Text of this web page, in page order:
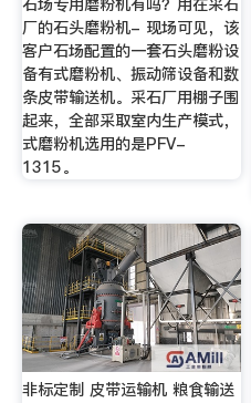
厂的石头磨粉机- 现场可见，该
客户石场配置的一套石头磨粉设
备有式磨粉机、振动筛设备和数
条皮带输送机。采石厂用棚子围
起来，全部采取室内生产模式，
式磨粉机选用的是PFV-
1315。
非标定制 皮带运输机 粮食输送